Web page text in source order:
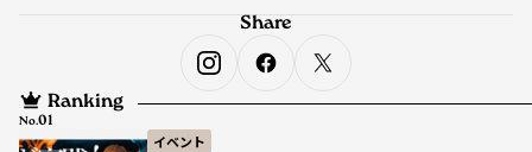
Ranking
イベント
No.
Share